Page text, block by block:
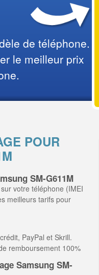
de téléphone.
le meilleur prix
POUR
SM-G611M
votre téléphone (IMEI
meilleurs tarifs pour
PayPal et Skrill.
remboursement 100%
Samsung SM-